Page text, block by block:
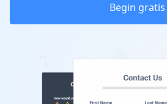
Begin gratis